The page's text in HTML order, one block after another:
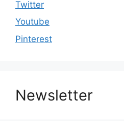
Twitter
Youtube
Pinterest
Newsletter